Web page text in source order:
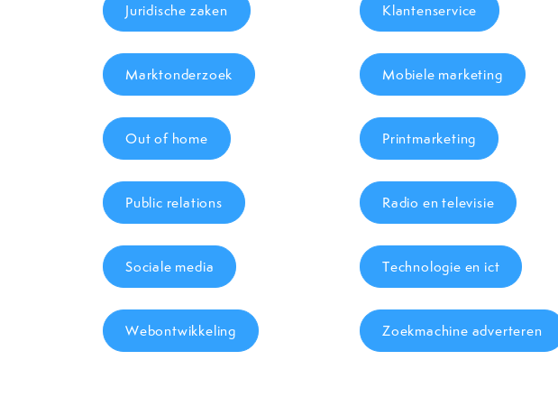
Juridische zaken Klantenservice
Marktonderzoek Mobiele marketing
Out of home Printmarketing
Public relations Radio en televisie
Sociale media Technologie en ict
Webontwikkeling Zoekmachine adverteren